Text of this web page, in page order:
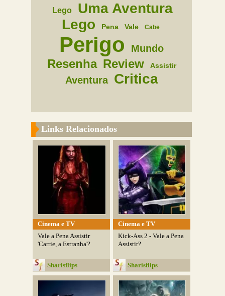
Lego
Uma Aventura
Lego
Pena Vale Cabe
Perigo Mundo
Resenha Review Assistir
Aventura Critica
Links Relacionados
Cinema e TV
Vale a Pena Assistir
'Carrie, a Estranha'?
Sharisflips
Cinema e TV
Kick-Ass 2 - Vale a Pena
Assistir?
Sharisflips